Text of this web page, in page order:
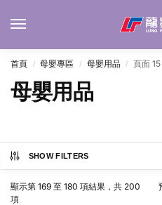
首頁 / 母嬰專區 / 母嬰用品 / 頁面 15
母嬰用品
SHOW FILTERS
顯示第 169 至 180 項結果，共 200
項